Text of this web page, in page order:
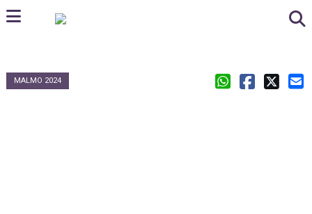
MALMO 2024